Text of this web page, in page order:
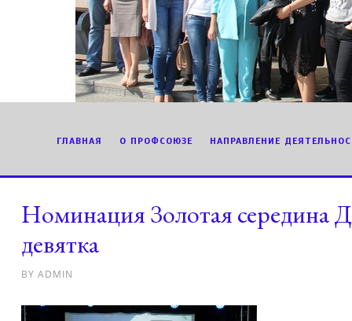
ГЛАВНАЯ О ПРОФСОЮЗЕ НАПРАВЛЕНИЕ
Номинация Золотая
девятка
BY ADMIN